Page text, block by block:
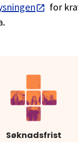
for
Søknadsfrist